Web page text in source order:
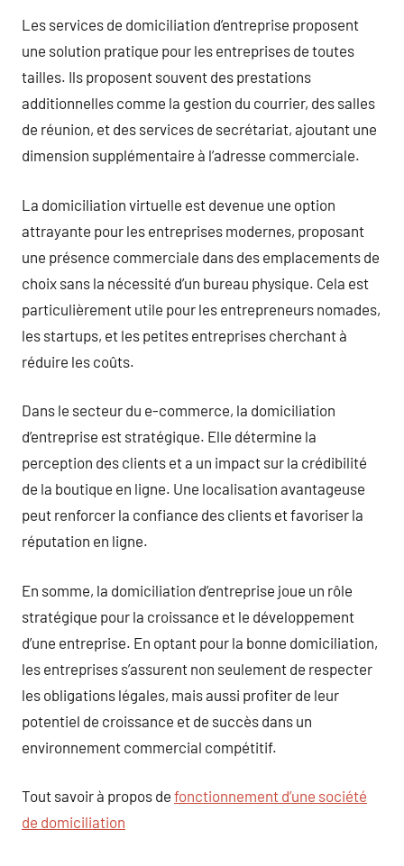
Les services de domiciliation d’entreprise proposent
une solution pratique pour les entreprises de toutes
tailles. Ils proposent souvent des prestations
additionnelles comme la gestion du courrier, des salles
de réunion, et des services de secrétariat, ajoutant une
dimension supplémentaire à l’adresse commerciale.
La domiciliation virtuelle est devenue une option
attrayante pour les entreprises modernes, proposant
une présence commerciale dans des emplacements de
choix sans la nécessité d’un bureau physique. Cela est
particulièrement utile pour les entrepreneurs nomades,
les startups, et les petites entreprises cherchant à
réduire les coûts.
Dans le secteur du e-commerce, la domiciliation
d’entreprise est stratégique. Elle détermine la
perception des clients et a un impact sur la crédibilité
de la boutique en ligne. Une localisation avantageuse
peut renforcer la confiance des clients et favoriser la
réputation en ligne.
En somme, la domiciliation d’entreprise joue un rôle
stratégique pour la croissance et le développement
d’une entreprise. En optant pour la bonne domiciliation,
les entreprises s’assurent non seulement de respecter
les obligations légales, mais aussi profiter de leur
potentiel de croissance et de succès dans un
environnement commercial compétitif.
Tout savoir à propos de fonctionnement d’une société
de domiciliation